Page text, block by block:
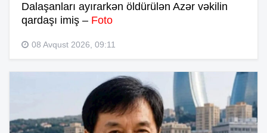
Dalaşanları ayırarkən öldürülən Azər vəkilin
qardaşı imiş – Foto
08 Avqust 2026, 09:11